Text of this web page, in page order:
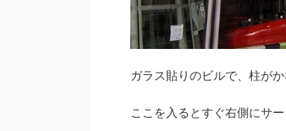
ガラス貼りのビルで、柱が
ここを入るとすぐ右側にサ